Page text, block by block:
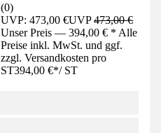
(0)
UVP: 473,00 €UVP473,00 €
Unser Preis — 394,00 € * Alle
Preise inkl. MwSt. und ggf.
zzgl. Versandkosten pro
ST394,00 €*/ ST